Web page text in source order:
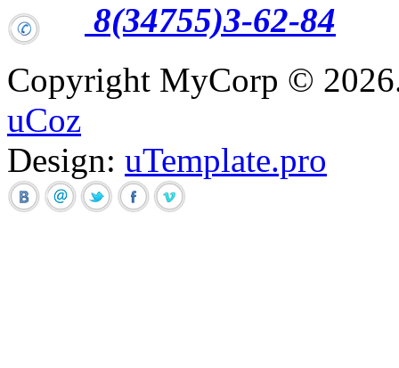
8(34755)3-62-84
Copyright MyCorp © 2026
uCoz
Design: uTemplate.pro